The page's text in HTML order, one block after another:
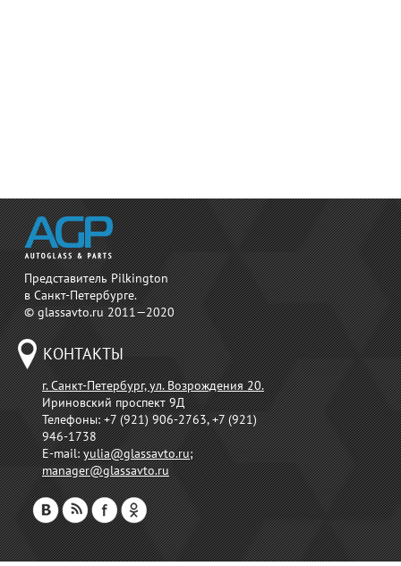
Представитель Pilkington
в Санкт-Петербурге.
© glassavto.ru 2011—2020
КОНТАКТЫ
г. Санкт-Петербург, ул. Возрождения 20.
Ириновский проспект 9Д
Телефоны:+7 (921) 906-2763, +7 (921)
946-1738
E-mail:yulia@glassavto.ru;
manager@glassavto.ru